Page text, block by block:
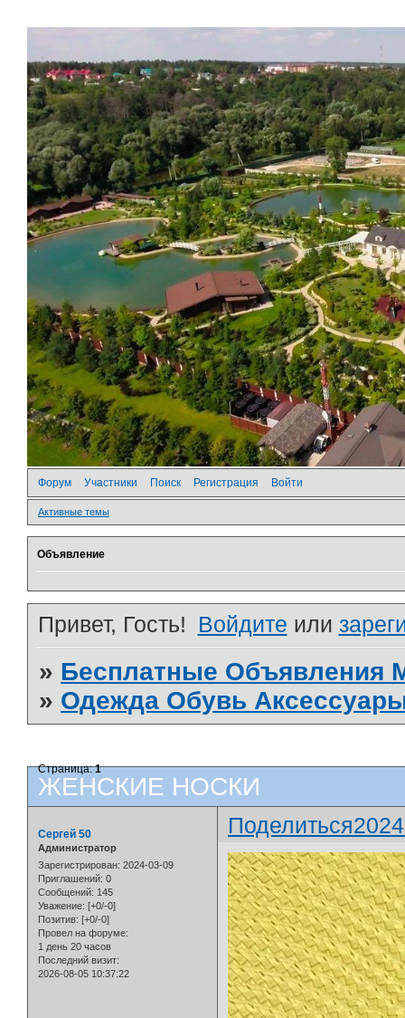
Форум Участники Поиск Регистрация Войти
Активные темы
Объявление
Привет, Гость! Войдите или
» Бесплатные
» Одежда Обувь
ЖЕНСКИЕ НОСКИ
Страница:1
Поделиться
Сергей 50
Администратор
Зарегистрирован: 2024-03-09
Приглашений: 0
Сообщений: 145
Уважение: [+0/-0]
Позитив: [+0/-0]
Провел на форуме:
1 день 20 часов
Последний визит:
2026-08-05 10:37:22